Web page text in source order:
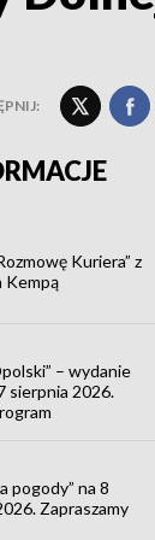
Kuriera” z
Kempą
– wydanie
sierpnia 2026.
pogody” na 8
Zapraszamy